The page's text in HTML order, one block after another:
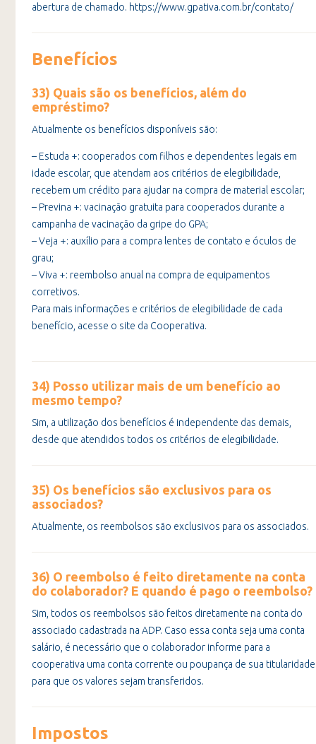
abertura de chamado. https://www.gpativa.com.br/contato/
Benefícios
33) Quais são os benefícios, além do
empréstimo?
Atualmente os benefícios disponíveis são:
– Estuda +: cooperados com filhos e dependentes legais em
idade escolar, que atendam aos critérios de elegibilidade,
recebem um crédito para ajudar na compra de material escolar;
– Previna +: vacinação gratuita para cooperados durante a
campanha de vacinação da gripe do GPA;
– Veja +: auxílio para a compra lentes de contato e óculos de
grau;
– Viva +: reembolso anual na compra de equipamentos
corretivos.
Para mais informações e critérios de elegibilidade de cada
benefício, acesse o site da Cooperativa.
34) Posso utilizar mais de um benefício ao
mesmo tempo?
Sim, a utilização dos benefícios é independente das demais,
desde que atendidos todos os critérios de elegibilidade.
35) Os benefícios são exclusivos para os
associados?
Atualmente, os reembolsos são exclusivos para os associados.
36) O reembolso é feito diretamente na conta
do colaborador? E quando é pago o reembolso?
Sim, todos os reembolsos são feitos diretamente na conta do
associado cadastrada na ADP. Caso essa conta seja uma conta
salário, é necessário que o colaborador informe para a
cooperativa uma conta corrente ou poupança de sua titularidade
para que os valores sejam transferidos.
Impostos